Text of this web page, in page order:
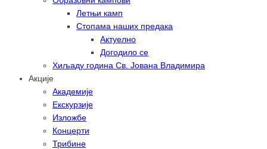
Летњи камп
Стопама наших предака
Актуелно
Догодило се
Хиљаду година Св. Јована Владимира
Акције
Академије
Екскурзије
Изложбе
Концерти
Трибине